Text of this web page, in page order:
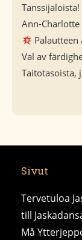
Ann-
Val av
Taitotasoista,
Sivut
Tervetuloa
till
Må